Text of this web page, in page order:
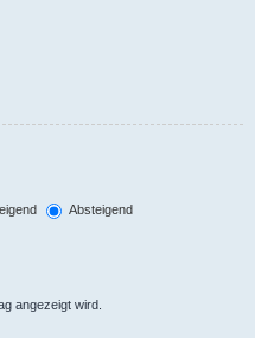
Absteigend
angezeigt wird.